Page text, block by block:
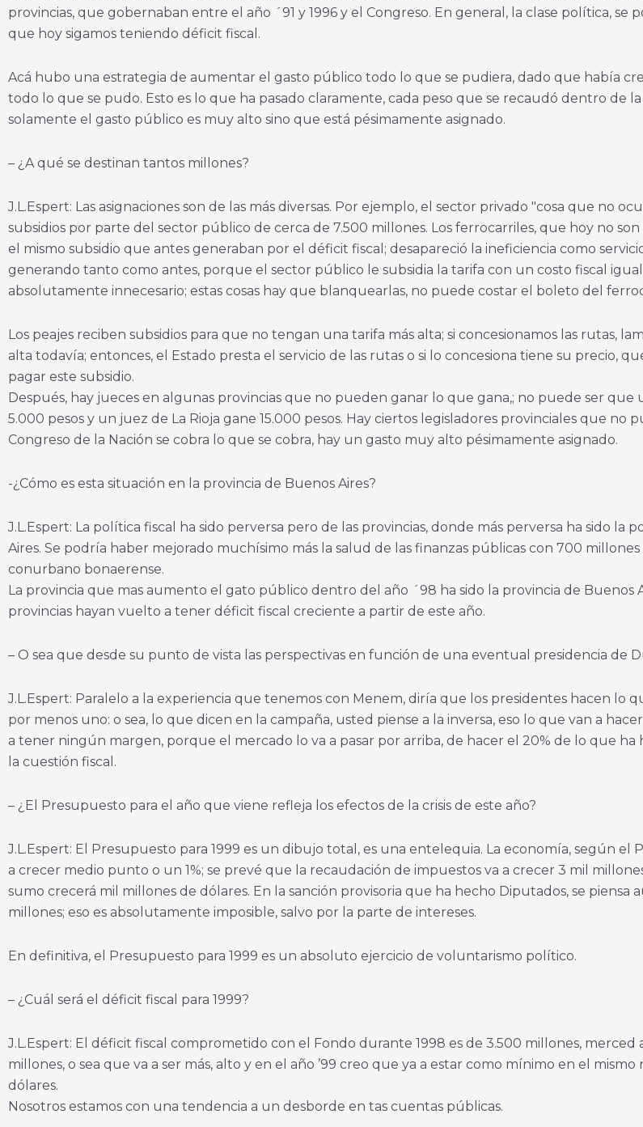
provincias, que gobernaban entre el año ´91 y 1996 y el Congreso. En general, la clase política, se
que hoy sigamos teniendo déficit fiscal.
Acá hubo una estrategia de aumentar el gasto público todo lo que se pudiera, dado que había
todo lo que se pudo. Esto es lo que ha pasado claramente, cada peso que se recaudó dentro de
solamente el gasto público es muy alto sino que está pésimamente asignado.
– ¿A qué se destinan tantos millones?
J.L.Espert: Las asignaciones son de las más diversas. Por ejemplo, el sector privado "cosa que no
subsidios por parte del sector público de cerca de 7.500 millones. Los ferrocarriles, que hoy no
el mismo subsidio que antes generaban por el déficit fiscal; desapareció la ineficiencia como
generando tanto como antes, porque el sector público le subsidia la tarifa con un costo fiscal
absolutamente innecesario; estas cosas hay que blanquearlas, no puede costar el boleto del
Los peajes reciben subsidios para que no tengan una tarifa más alta; si concesionamos las rutas,
alta todavía; entonces, el Estado presta el servicio de las rutas o si lo concesiona tiene su precio,
pagar este subsidio.
Después, hay jueces en algunas provincias que no pueden ganar lo que gana,; no puede ser
5.000 pesos y un juez de La Rioja gane 15.000 pesos. Hay ciertos legisladores provinciales que no
Congreso de la Nación se cobra lo que se cobra, hay un gasto muy alto pésimamente asignado.
-¿Cómo es esta situación en la provincia de Buenos Aires?
J.L.Espert: La política fiscal ha sido perversa pero de las provincias, donde más perversa ha sido la
Aires. Se podría haber mejorado muchísimo más la salud de las finanzas públicas con 700
conurbano bonaerense.
La provincia que mas aumento el gato público dentro del año ´98 ha sido la provincia de Buenos
provincias hayan vuelto a tener déficit fiscal creciente a partir de este año.
– O sea que desde su punto de vista las perspectivas en función de una eventual presidencia de
J.L.Espert: Paralelo a la experiencia que tenemos con Menem, diría que los presidentes hacen lo
por menos uno: o sea, lo que dicen en la campaña, usted piense a la inversa, eso lo que van a
a tener ningún margen, porque el mercado lo va a pasar por arriba, de hacer el 20% de lo que ha
la cuestión fiscal.
– ¿El Presupuesto para el año que viene refleja los efectos de la crisis de este año?
J.L.Espert: El Presupuesto para 1999 es un dibujo total, es una entelequia. La economía, según el
a crecer medio punto o un 1%; se prevé que la recaudación de impuestos va a crecer 3 mil
sumo crecerá mil millones de dólares. En la sanción provisoria que ha hecho Diputados, se
millones; eso es absolutamente imposible, salvo por la parte de intereses.
En definitiva, el Presupuesto para 1999 es un absoluto ejercicio de voluntarismo político.
– ¿Cuál será el déficit fiscal para 1999?
J.L.Espert: El déficit fiscal comprometido con el Fondo durante 1998 es de 3.500 millones, merced
millones, o sea que va a ser más, alto y en el año ’99 creo que ya a estar como mínimo en el
dólares.
Nosotros estamos con una tendencia a un desborde en tas cuentas públicas.